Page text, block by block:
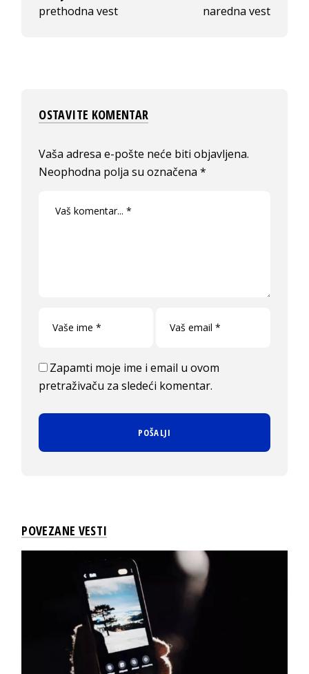
prethodna vest
naredna vest
OSTAVITE KOMENTAR
Vaša adresa e-pošte neće biti objavljena.
Neophodna polja su označena*
Zapamti moje ime i email u ovom
pretraživaču za sledeći komentar.
POVEZANE VESTI